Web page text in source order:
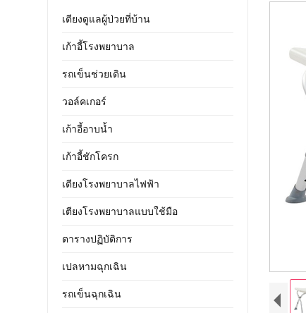
เตียงดูแลผู้ป่วยที่บ้าน
เก้าอี้โรงพยาบาล
รถเข็นช่วยเดิน
วอล์คเกอร์
เก้าอี้อาบน้ำ
เก้าอี้ชักโครก
เตียงโรงพยาบาลไฟฟ้า
เตียงโรงพยาบาลแบบใช้มือ
ตารางปฏิบัติการ
เปลหามฉุกเฉิน
รถเข็นฉุกเฉิน